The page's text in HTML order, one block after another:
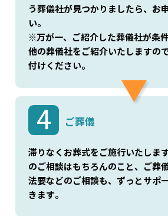
う葬儀社が見つかりましたら、お
い。
※万が一、ご紹介した葬儀社が条
他の葬儀社をご紹介いたしますの
付けください。
4 ご葬儀
滞りなくお葬式をご施行いたしま
のご相談はもちろんのこと、ご葬
法要などのご相談も、ずっとサポ
きます。